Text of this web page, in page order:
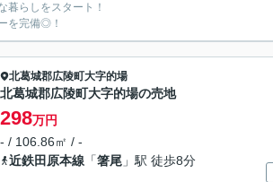
暮らしをスタート！
を完備◎！
北葛城郡広陵町大字的場
北葛城郡広陵町大字的場の売地
298万円
- / 106.86㎡ / -
近鉄田原本線 「箸尾 」駅 徒歩8分